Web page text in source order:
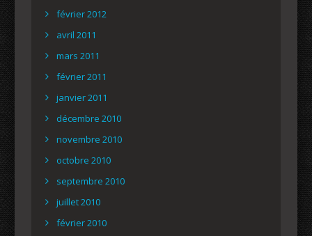
février 2012
avril 2011
mars 2011
février 2011
janvier 2011
décembre 2010
novembre 2010
octobre 2010
septembre 2010
juillet 2010
février 2010